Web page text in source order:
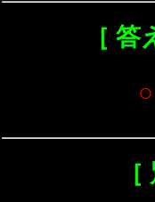
［ 答
○